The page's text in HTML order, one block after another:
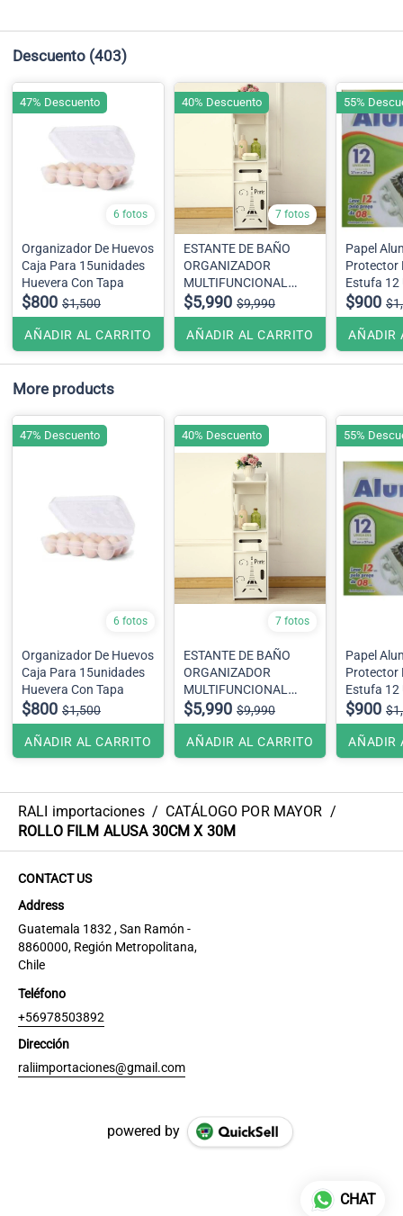
Descuento (403)
6 fotos
Organizador De Huevos
Caja Para 15unidades
Huevera Con Tapa
$800 $1,500
AÑADIR AL CARRITO
47% Descuento
7 fotos
ESTANTE DE BAÑO
ORGANIZADOR
MULTIFUNCIONAL
MODELO PARIS
$5,990 $9,990
AÑADIR AL CARRITO
40% Descuento
Papel
Protector
Estufa 12
Cm
$900
AÑADIR
55%
More products
6 fotos
Organizador De Huevos
Caja Para 15unidades
Huevera Con Tapa
$800 $1,500
AÑADIR AL CARRITO
47% Descuento
7 fotos
ESTANTE DE BAÑO
ORGANIZADOR
MULTIFUNCIONAL
MODELO PARIS
$5,990 $9,990
AÑADIR AL CARRITO
40% Descuento
Papel
Protector
Estufa 12
Cm
$900
AÑADIR
55%
RALI importaciones / CATÁLOGO POR MAYOR /
ROLLO FILM ALUSA 30CM X 30M
CONTACT US
Address
Guatemala 1832 , San Ramón -
8860000, Región Metropolitana,
Chile
Teléfono
+56978503892
Dirección
raliimportaciones@gmail.com
powered by
CHAT